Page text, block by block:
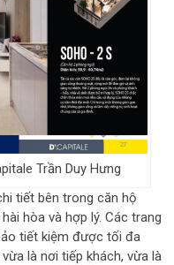
Trần Duy Hưng
tiết bên trong căn hộ
hòa và hợp lý. Các trang
tiết kiệm được tối đa
là nơi tiếp khách, vừa là